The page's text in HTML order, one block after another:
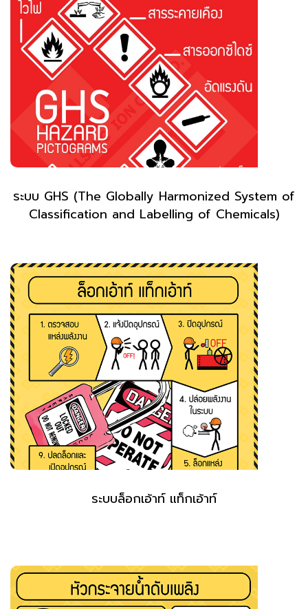
ระบบ GHS (The Globally Harmonized System of
Classification and Labelling of Chemicals)
ระบบล็อกเอ้าท์ แท็กเอ้าท์